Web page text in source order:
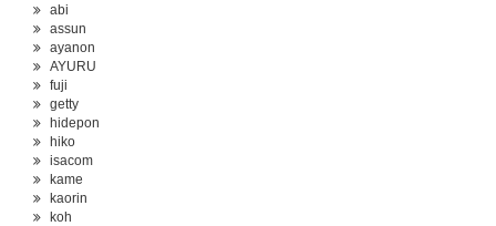
abi
assun
ayanon
AYURU
fuji
getty
hidepon
hiko
isacom
kame
kaorin
koh